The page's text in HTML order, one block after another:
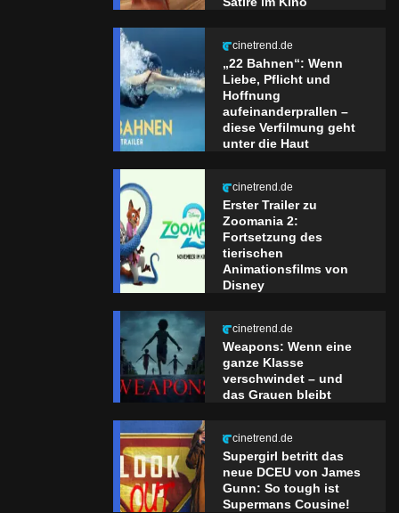
cinetrend.de
„22 Bahnen“: Wenn
Liebe, Pflicht und
Hoffnung
aufeinanderprallen –
diese Verfilmung geht
unter die Haut
cinetrend.de
Erster Trailer zu
Zoomania 2:
Fortsetzung des
tierischen
Animationsfilms von
Disney
cinetrend.de
Weapons: Wenn eine
ganze Klasse
verschwindet – und
das Grauen bleibt
cinetrend.de
Supergirl betritt das
neue DCEU von James
Gunn: So tough ist
Supermans Cousine!